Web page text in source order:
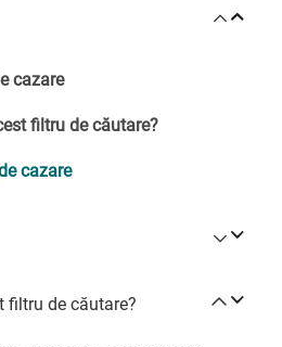
cazare
filtru de căutare?
cazare
filtru de căutare?